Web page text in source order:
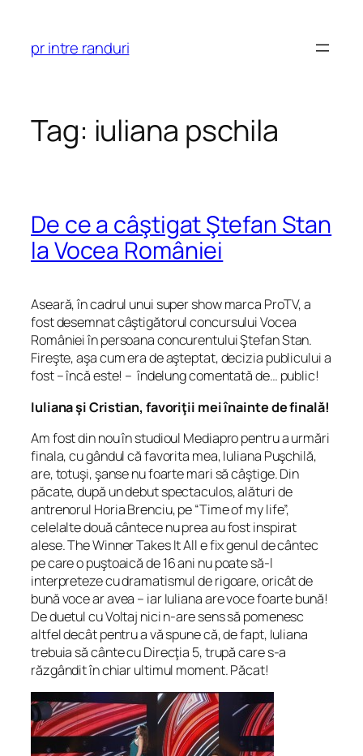
content
pr intre randuri
Tag: iuliana pschila
De ce a câştigat Ştefan Stan
la Vocea României
Aseară, în cadrul unui super show marca ProTV, a
fost desemnat câştigătorul concursului Vocea
României în persoana concurentului Ştefan Stan.
Fireşte, aşa cum era de aşteptat, decizia publicului a
fost – încă este! – îndelung comentată de… public!
Iuliana şi Cristian, favoriţii mei înainte de finală!
Am fost din nou în studioul Mediapro pentru a urmări
finala, cu gândul că favorita mea, Iuliana Puşchilă,
are, totuşi, şanse nu foarte mari să câştige. Din
păcate, după un debut spectaculos, alături de
antrenorul Horia Brenciu, pe “Time of my life”,
celelalte două cântece nu prea au fost inspirat
alese. The Winner Takes It All e fix genul de cântec
pe care o puştoaică de 16 ani nu poate să-l
interpreteze cu dramatismul de rigoare, oricât de
bună voce ar avea – iar Iuliana are voce foarte bună!
De duetul cu Voltaj nici n-are sens să pomenesc
altfel decât pentru a vă spune că, de fapt, Iuliana
trebuia să cânte cu Direcţia 5, trupă care s-a
răzgândit în chiar ultimul moment. Păcat!